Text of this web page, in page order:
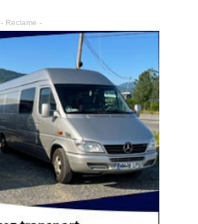
- Reclame -